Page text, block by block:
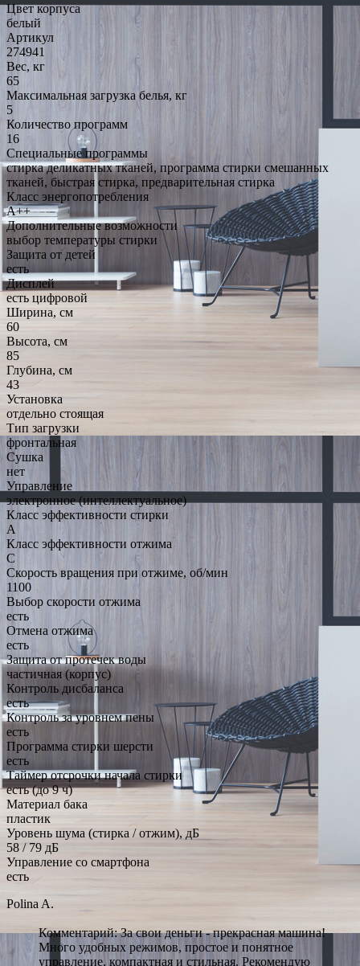
Цвет корпуса
белый
Артикул
274941
Вес, кг
65
Максимальная загрузка белья, кг
5
Количество программ
16
Специальные программы
стирка деликатных тканей, программа стирки смешанных
тканей, быстрая стирка, предварительная стирка
Класс энергопотребления
A++
Дополнительные возможности
выбор температуры стирки
Защита от детей
есть
Дисплей
есть цифровой
Ширина, см
60
Высота, см
85
Глубина, см
43
Установка
отдельно стоящая
Тип загрузки
фронтальная
Сушка
нет
Управление
электронное (интеллектуальное)
Класс эффективности стирки
A
Класс эффективности отжима
C
Скорость вращения при отжиме, об/мин
1100
Выбор скорости отжима
есть
Отмена отжима
есть
Защита от протечек воды
частичная (корпус)
Контроль дисбаланса
есть
Контроль за уровнем пены
есть
Программа стирки шерсти
есть
Таймер отсрочки начала стирки
есть (до 9 ч)
Материал бака
пластик
Уровень шума (стирка / отжим), дБ
58 / 79 дБ
Управление со смартфона
есть
Polina A.
Комментарий: За свои деньги - прекрасная машина!
Много удобных режимов, простое и понятное
управление, компактная и стильная. Рекомендую